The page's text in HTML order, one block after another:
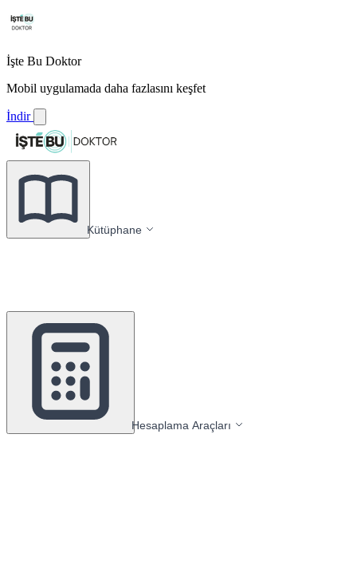
İşte Bu Doktor
Mobil uygulamada daha fazlasını keşfet
İndir
Kütüphane
Hesaplama Araçları